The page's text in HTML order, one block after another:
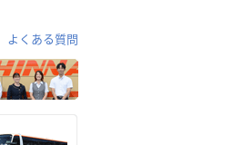
よくある質問